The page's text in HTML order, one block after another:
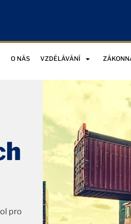
O NÁS VZDĚLÁVÁNÍ
pro